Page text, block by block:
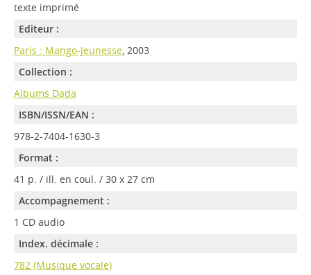
texte imprimé
Editeur :
Paris : Mango-Jeunesse, 2003
Collection :
Albums Dada
ISBN/ISSN/EAN :
978-2-7404-1630-3
Format :
41 p. / ill. en coul. / 30 x 27 cm
Accompagnement :
1 CD audio
Index. décimale :
782 (Musique vocale)